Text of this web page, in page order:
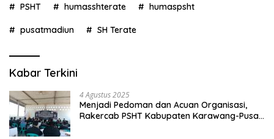
PSHT humasshterate humaspsht
pusatmadiun SH Terate
Kabar Terkini
4 Agustus 2025
Menjadi Pedoman dan Acuan Organisasi,
Rakercab PSHT Kabupaten Karawang-Pusat